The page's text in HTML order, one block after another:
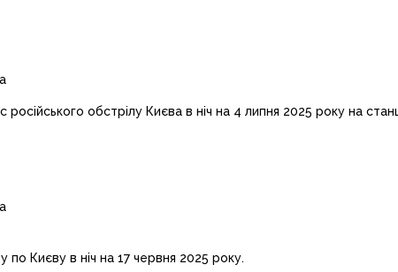
обстрілу Києва в ніч на 4 липня 2025 року на
по Києву в ніч на 17 червня 2025 року.